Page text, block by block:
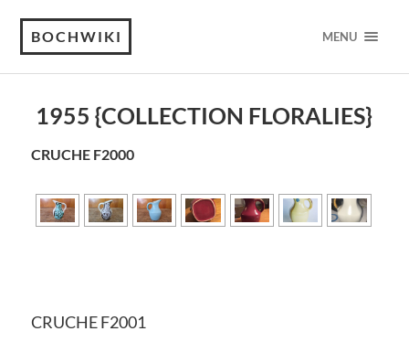
BOCHWIKI MENU
1955 {COLLECTION FLORALIES}
CRUCHE F2000
CRUCHE F2001